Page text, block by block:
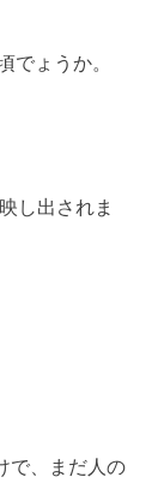
でょうか。
し出されま
で、まだ人の